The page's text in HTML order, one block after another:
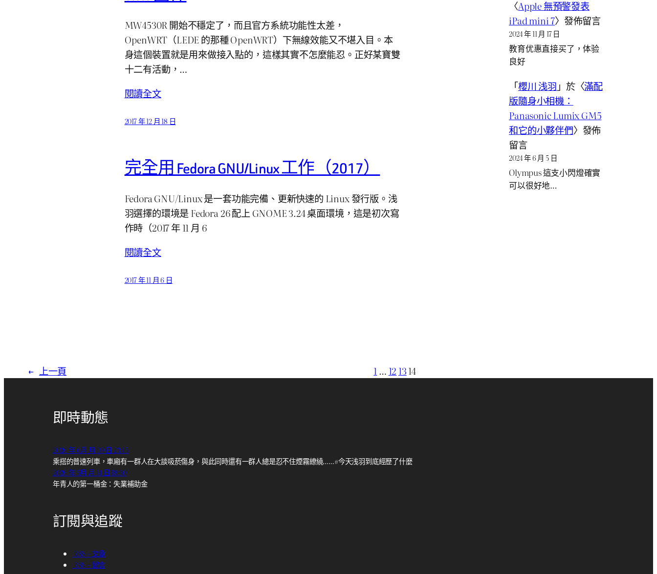
MW4530R 開始不穩定了，而且官方系統功能性太差，
OpenWRT（LEDE 的那種 OpenWRT）下無線效能又不堪入目。本
身這個裝置就是用來做接入點的，這樣其實不怎麼能忍。正好某寶雙
十二有活動，…
閱讀全文
2017 年 12 月 18 日
完全用 Fedora GNU/Linux 工作（2017）
Fedora GNU/Linux 是一套功能完備、更新快速的 Linux 發行版。浅
羽選擇的環境是 Fedora 26 配上 GNOME 3.24 桌面環境，這是初次寫
作時（2017 年 11 月 6
閱讀全文
2017 年 11 月 6 日
← 上一頁 1 … 12 1314
〈Apple 無預警發表
iPad mini 7〉發佈留言
2024 年 11 月 17 日
教育优惠直接买了，体验
良好
「櫻川 浅羽 」於〈滿配
版隨身小相機：
Panasonic Lumix GM5
和它的小夥伴們〉發佈
留言
2024 年 6 月 5 日
Olympus 這支小閃燈確實
可以很好地…
即時動態
2026 年 6月 月 09 日 23:45
乘搭的普速列車，車廂有一群人在大談吸菸傷身，與此同時還有一群人總是忍不住煙霧繚繞……#今天浅羽到底經歷了什麼
2026 年 5月 月 14 日 18:30
年青人的第一桶金：失業補助金
訂閱與追蹤
RSS – 文章
RSS – 留言